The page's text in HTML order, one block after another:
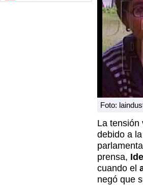
Foto:
La tensión
debido a
prensa,
cuando el
negó que